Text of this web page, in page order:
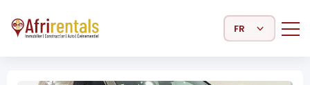
Select Language